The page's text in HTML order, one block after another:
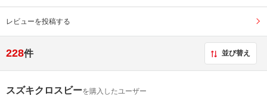
レビューを投稿する
228件 並び替え
スズキクロスビーを購入したユーザー